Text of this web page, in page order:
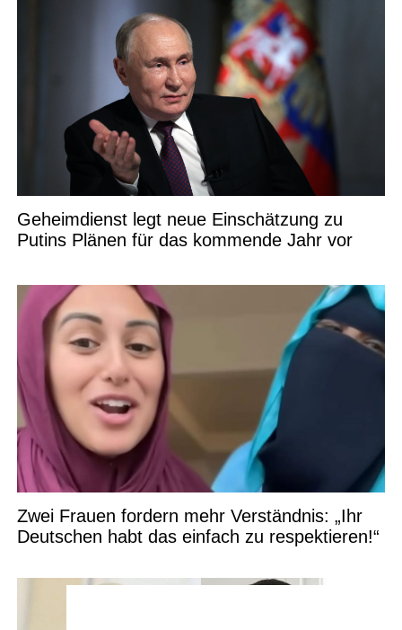
Geheimdienst legt neue Einschätzung zu
Putins Plänen für das kommende Jahr vor
Zwei Frauen fordern mehr Verständnis: „Ihr
Deutschen habt das einfach zu respektieren!“